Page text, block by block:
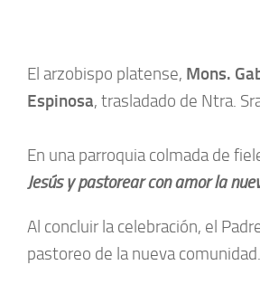
El arzobispo platense, Mons.
Espinosa, trasladado de Ntra.
En una parroquia colmada de
Jesús y pastorear con amor la
Al concluir la celebración, el
pastoreo de la nueva comunidad.